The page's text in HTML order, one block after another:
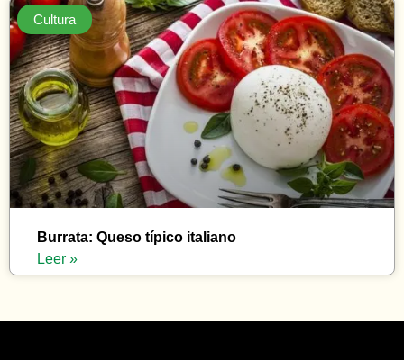
Cultura
Burrata: Queso típico italiano
Leer »